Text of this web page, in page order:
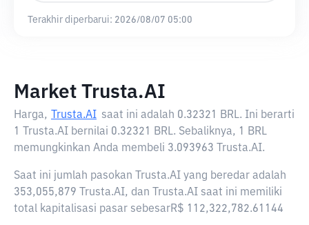
Terakhir diperbarui: 2026/08/07 05:00
Market Trusta.AI
Harga, Trusta.AI saat ini adalah 0.32321 BRL. Ini berarti
1 Trusta.AI bernilai 0.32321 BRL. Sebaliknya, 1 BRL
memungkinkan Anda membeli 3.093963 Trusta.AI.
Saat ini jumlah pasokan Trusta.AI yang beredar adalah
353,055,879 Trusta.AI, dan Trusta.AI saat ini memiliki
total kapitalisasi pasar sebesarR$ 112,322,782.61144